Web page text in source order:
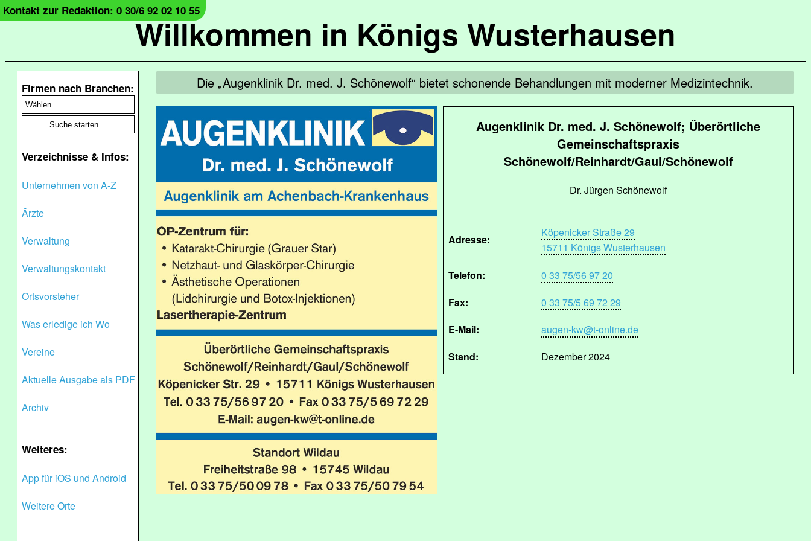
Willkommen in Königs Wusterhausen
Kontakt zur Redaktion: 0 30/6 92 02 10 55
Firmen nach Branchen:
Verzeichnisse & Infos:
Unternehmen von A-Z
Ärzte
Verwaltung
Verwaltungskontakt
Ortsvorsteher
Was erledige ich Wo
Vereine
Aktuelle Ausgabe als PDF
Archiv
Weiteres:
App für iOS und Android
Weitere Orte
Die „Augenklinik Dr. med. J. Schönewolf“ bietet schonende Behandlungen mit moderner Medizintechnik.
Augenklinik Dr. med. J. Schönewolf; Überörtliche
Gemeinschaftspraxis
Schönewolf/Reinhardt/Gaul/Schönewolf
Dr. Jürgen Schönewolf
Adresse:
Köpenicker Straße 29
15711 Königs Wusterhausen
Telefon:
0 33 75/56 97 20
Fax:
0 33 75/5 69 72 29
E-Mail:
augen-kw@t-online.de
Stand:
Dezember 2024